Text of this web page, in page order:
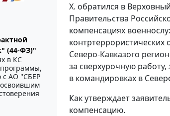
(44-ФЗ)"
в КС
программы,
с АО ''СБЕР
Х. обратился в
Правительства
компенсациях
Северо-Кавказого
за сверхурочную
в командировках в
Как утверждает
компенсацию.